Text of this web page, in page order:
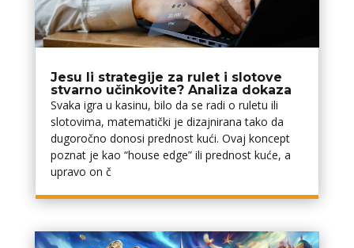
Jesu li strategije za rulet i slotove
stvarno učinkovite? Analiza dokaza
Svaka igra u kasinu, bilo da se radi o ruletu ili
slotovima, matematički je dizajnirana tako da
dugoročno donosi prednost kući. Ovaj koncept
poznat je kao “house edge” ili prednost kuće, a
upravo on č